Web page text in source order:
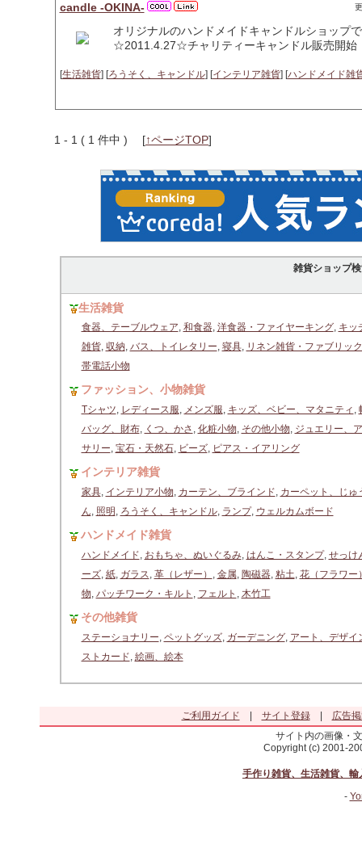
candle -OKINA-
オリジナルのハンドメイドキャンドルショップ
☆2011.4.27☆チャリティーキャンドル販売開始
[生活雑貨] [ろうそく、キャンドル] [インテリア雑貨] [ハンドメイド雑
1 - 1 ( 1 件中 ) [↑ページTOP]
雑貨ショップ
生活雑貨
食器、テーブルウェア, 和食器, 洋食器・ファイヤーキング, キッ
雑貨, 収納, バス、トイレタリー, 寝具, リネン雑貨・ファブリック
帯電話小物
ファッション、小物雑貨
Tシャツ, レディース服, メンズ服, キッズ、ベビー、マタニティ ,
バッグ、財布, くつ、かさ , 化粧小物, その他小物, ジュエリー、
サリー, 宝石・天然石, ビーズ, ピアス・イアリング
インテリア雑貨
家具, インテリア小物, カーテン、ブラインド, カーペット、じゅ
ん, 照明 , ろうそく、キャンドル, ランプ, ウェルカムボード
ハンドメイド雑貨
ハンドメイド, おもちゃ、ぬいぐるみ, はんこ・スタンプ, せっけ
ーズ, 紙, ガラス, 革（レザー） , 金属, 陶磁器, 粘土, 花（フラワー
物, パッチワーク・キルト , フェルト , 木竹工
その他雑貨
ステーショナリー, ペットグッズ, ガーデニング, アート、デザイ
ストカード, 絵画、絵本
ご利用ガイド サイト登録|
広告
サイト内の画像・
Copyright (c) 2001-
手作り雑貨、生活雑貨、
-